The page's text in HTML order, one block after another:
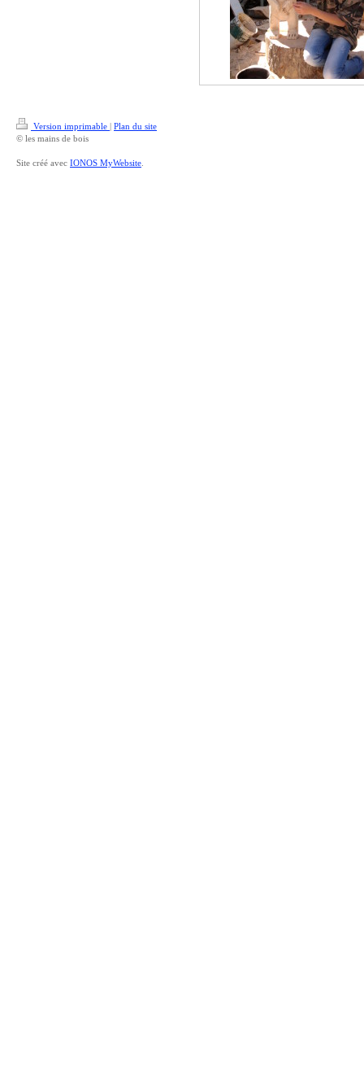
Version imprimable | Plan du site
© les mains de bois
Site créé avec IONOS MyWebsite